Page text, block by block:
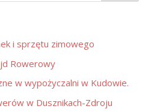
i sprzętu zimowego
Rowerowy
w wypożyczalni w Kudowie.
w Dusznikach-Zdroju